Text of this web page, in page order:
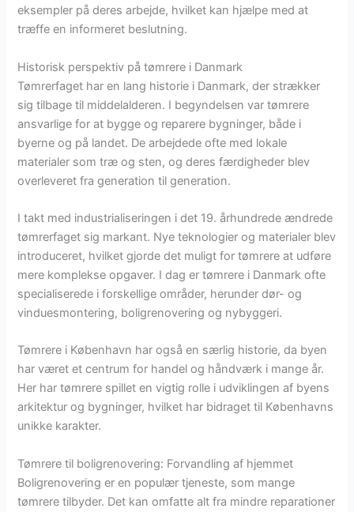
eksempler på deres arbejde, hvilket kan hjælpe med at
træffe en informeret beslutning.
Historisk perspektiv på tømrere i Danmark
Tømrerfaget har en lang historie i Danmark, der strækker
sig tilbage til middelalderen. I begyndelsen var tømrere
ansvarlige for at bygge og reparere bygninger, både i
byerne og på landet. De arbejdede ofte med lokale
materialer som træ og sten, og deres færdigheder blev
overleveret fra generation til generation.
I takt med industrialiseringen i det 19. århundrede ændrede
tømrerfaget sig markant. Nye teknologier og materialer blev
introduceret, hvilket gjorde det muligt for tømrere at udføre
mere komplekse opgaver. I dag er tømrere i Danmark ofte
specialiserede i forskellige områder, herunder dør- og
vinduesmontering, boligrenovering og nybyggeri.
Tømrere i København har også en særlig historie, da byen
har været et centrum for handel og håndværk i mange år.
Her har tømrere spillet en vigtig rolle i udviklingen af byens
arkitektur og bygninger, hvilket har bidraget til Københavns
unikke karakter.
Tømrere til boligrenovering: Forvandling af hjemmet
Boligrenovering er en populær tjeneste, som mange
tømrere tilbyder. Det kan omfatte alt fra mindre reparationer